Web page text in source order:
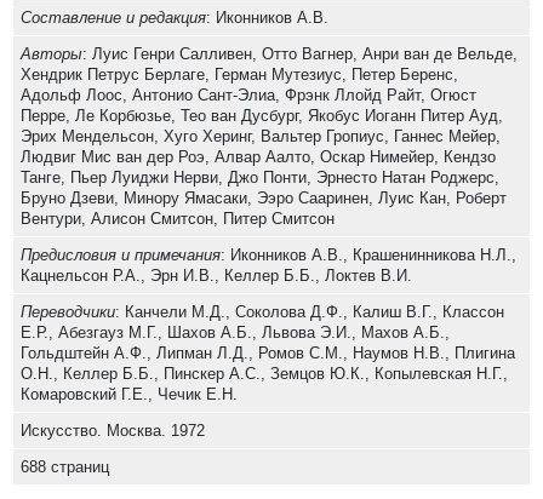
Составление и редакция: Иконников А.В.
Авторы: Луис Генри Салливен, Отто Вагнер, Анри ван де Вельде,
Хендрик Петрус Берлаге, Герман Мутезиус, Петер Беренс,
Адольф Лоос, Антонио Сант-Элиа, Фрэнк Ллойд Райт, Огюст
Перре, Ле Корбюзье, Тео ван Дусбург, Якобус Иоганн Питер Ауд,
Эрих Мендельсон, Хуго Херинг, Вальтер Гропиус, Ганнес Мейер,
Людвиг Мис ван дер Роэ, Алвар Аалто, Оскар Нимейер, Кендзо
Танге, Пьер Луиджи Нерви, Джо Понти, Эрнесто Натан Роджерс,
Бруно Дзеви, Минору Ямасаки, Ээро Сааринен, Луис Кан, Роберт
Вентури, Алисон Смитсон, Питер Смитсон
Предисловия и примечания: Иконников А.В., Крашенинникова Н.Л.,
Кацнельсон Р.А., Эрн И.В., Келлер Б.Б., Локтев В.И.
Переводчики: Канчели М.Д., Соколова Д.Ф., Калиш В.Г., Классон
E.Р., Абезгауз М.Г., Шахов А.Б., Львова Э.И., Махов А.Б.,
Гольдштейн А.Ф., Липман Л.Д., Ромов С.М., Наумов Н.В., Плигина
О.Н., Келлер Б.Б., Пинскер А.С., Земцов Ю.К., Копылевская Н.Г.,
Комаровский Г.Е., Чечик E.Н.
Искусство. Москва. 1972
688 страниц